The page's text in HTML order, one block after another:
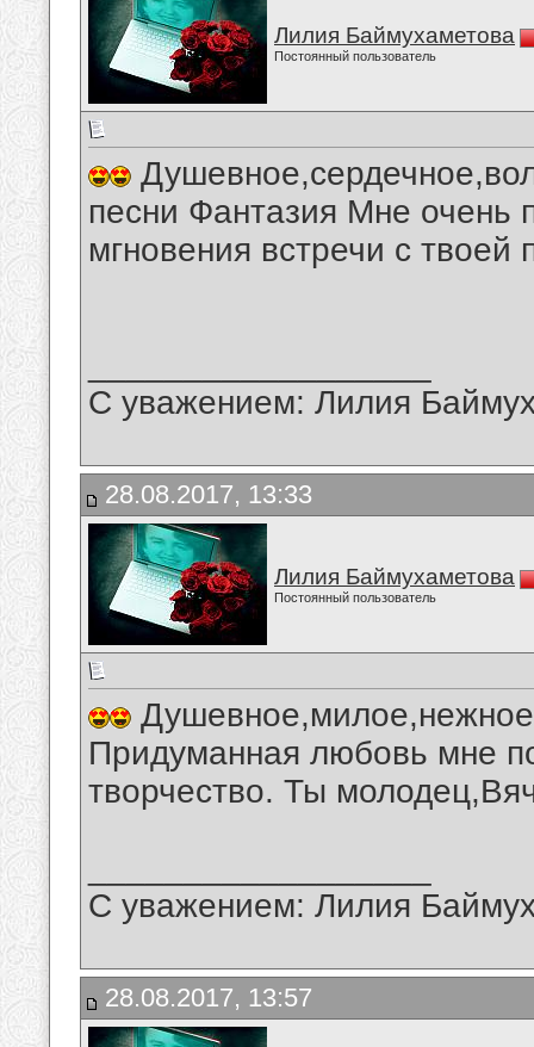
Лилия Баймухаметова
Постоянный пользователь
песни Фантазия Мне очень
мгновения встречи с
С уважением: Лилия
28.08.2017, 13:33
Лилия Баймухаметова
Постоянный пользователь
Придуманная любовь мне
творчество. Ты
С уважением: Лилия
28.08.2017, 13:57